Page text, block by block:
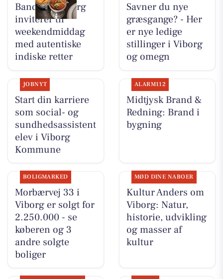
Bandhan Viborg
inviterer til
weekendmiddag
med autentiske
indiske retter
Savner du nye
græsgange? - Her
er nye ledige
stillinger i Viborg
og omegn
JOBNYT
Start din karriere
som social- og
sundhedsassistent
elev i Viborg
Kommune
ALARM112
Midtjysk Brand &
Redning: Brand i
bygning
BOLIGMARKED
Morbærvej 33 i
Viborg er solgt for
2.250.000 - se
køberen og 3
andre solgte
boliger
MØD DINE NABOER
Kultur Anders om
Viborg: Natur,
historie, udvikling
og masser af
kultur